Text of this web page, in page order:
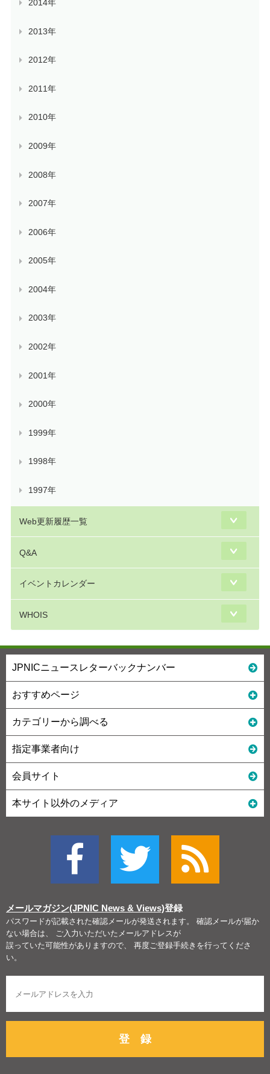
2014年
2013年
2012年
2011年
2010年
2009年
2008年
2007年
2006年
2005年
2004年
2003年
2002年
2001年
2000年
1999年
1998年
1997年
Web更新履歴一覧
Q&A
イベントカレンダー
WHOIS
JPNICニュースレターバックナンバー
おすすめページ
カテゴリーから調べる
指定事業者向け
会員サイト
本サイト以外のメディア
メールマガジン(JPNIC News & Views)登録
パスワードが記載された確認メールが発送されます。 確認メールが届か
ない場合は、 ご入力いただいたメールアドレスが
誤っていた可能性がありますので、 再度ご登録手続きを行ってくださ
い。
登 録